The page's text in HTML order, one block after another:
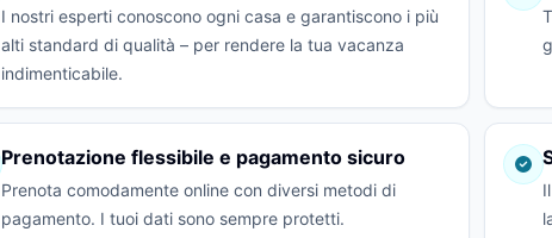
I nostri esperti conoscono ogni casa e garantiscono i più
alti standard di qualità – per rendere la tua vacanza
indimenticabile.
Prenotazione flessibile e pagamento sicuro
Prenota comodamente online con diversi metodi di
pagamento. I tuoi dati sono sempre protetti.